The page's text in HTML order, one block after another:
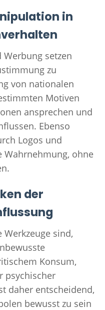
in
setzen
zu
von nationalen
Motiven
ansprechen und
Ebenso
Logos und
Wahrnehmung, ohne
der
sind,
Konsum,
psychischer
daher entscheidend,
bewusst zu sein